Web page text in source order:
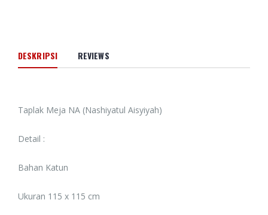
DESKRIPSI REVIEWS
Taplak Meja NA (Nashiyatul Aisyiyah)
Detail :
Bahan Katun
Ukuran 115 x 115 cm